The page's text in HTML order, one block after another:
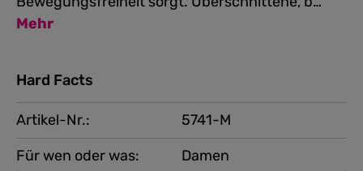
Mehr
Hard Facts
Artikel-Nr.:
5741-M
Für wen oder was:
Damen